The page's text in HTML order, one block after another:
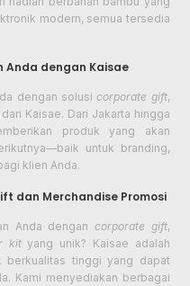
modern, semua tersedia
Anda dengan Kaisae
dengan solusicorporate gift,
Kaisae. Dari Jakarta hingga
produk yang akan
untuk branding,
klien Anda.
dan Merchandise Promosi
Anda dengancorporate gift,
kityang unik? Kaisae adalah
berkualitas tinggi yang dapat
Kami menyediakan berbagai